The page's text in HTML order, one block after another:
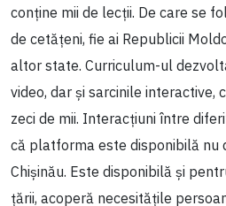
conține mii de lecții. De care se
de cetățeni, fie ai Republicii
altor state. Curriculum-ul
video, dar și sarcinile interactive,
zeci de mii. Interacțiuni între
că platforma este disponibilă nu
Chișinău. Este disponibilă și
țării, acoperă necesitățile